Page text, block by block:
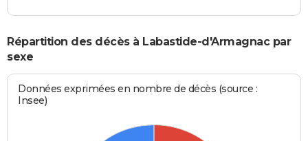
Répartition des décès à Labastide-d'Armagnac par
sexe
Données exprimées en nombre de décès (source :
Insee)